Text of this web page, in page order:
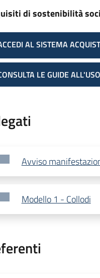
di sostenibilità
AL SISTEMA
LE GUIDE ALL'USO
Avviso
Modello 1 - Collodi